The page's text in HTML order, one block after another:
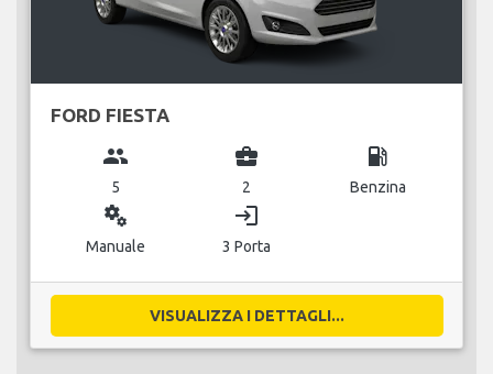
FORD FIESTA
group
5
business_center
2
local_gas_station
Benzina
miscellaneous_services
Manuale
login
3 Porta
VISUALIZZA I DETTAGLI...